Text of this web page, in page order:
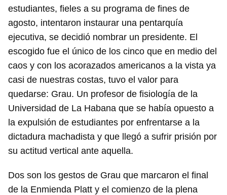
estudiantes, fieles a su programa de fines de
agosto, intentaron instaurar una pentarquía
ejecutiva, se decidió nombrar un presidente. El
escogido fue el único de los cinco que en medio del
caos y con los acorazados americanos a la vista ya
casi de nuestras costas, tuvo el valor para
quedarse: Grau. Un profesor de fisiología de la
Universidad de La Habana que se había opuesto a
la expulsión de estudiantes por enfrentarse a la
dictadura machadista y que llegó a sufrir prisión por
su actitud vertical ante aquella.
Dos son los gestos de Grau que marcaron el final
de la Enmienda Platt y el comienzo de la plena